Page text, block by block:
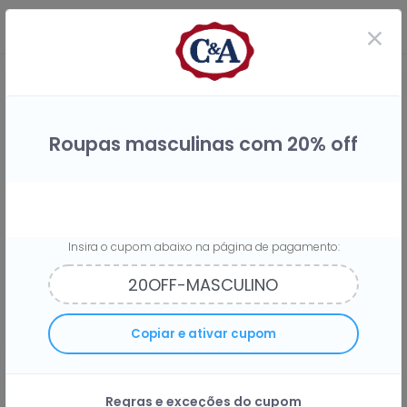
Compre na C&A e receba
do
seu dinheiro de volta
Roupas masculinas com 20% off
Insira o cupom abaixo na página de pagamento:
Copiar e ativar cupom
Regras e exceções do cupom